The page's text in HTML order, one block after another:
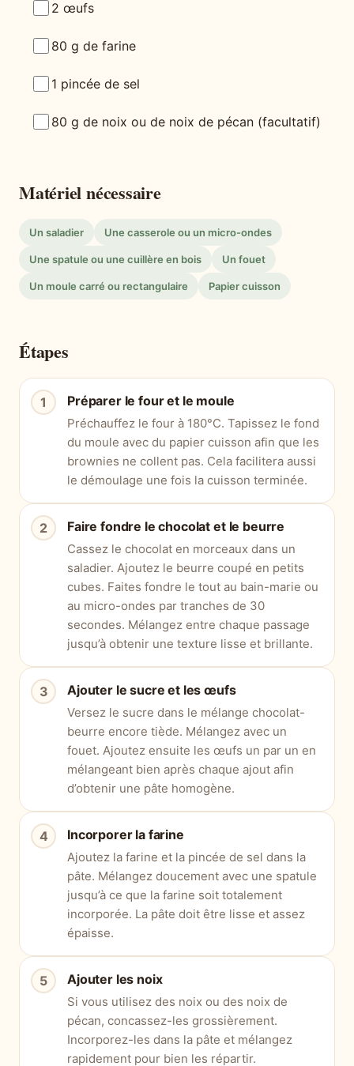
2 œufs
80 g de farine
1 pincée de sel
80 g de noix ou de noix de pécan (facultatif)
Matériel nécessaire
Un saladier Une casserole ou un micro-ondes
Une spatule ou une cuillère en bois Un fouet
Un moule carré ou rectangulaire Papier cuisson
Étapes
Préparer le four et le moule
Préchauffez le four à 180°C. Tapissez le fond
du moule avec du papier cuisson afin que les
brownies ne collent pas. Cela facilitera aussi
le démoulage une fois la cuisson terminée.
Faire fondre le chocolat et le beurre
Cassez le chocolat en morceaux dans un
saladier. Ajoutez le beurre coupé en petits
cubes. Faites fondre le tout au bain-marie ou
au micro-ondes par tranches de 30
secondes. Mélangez entre chaque passage
jusqu’à obtenir une texture lisse et brillante.
Ajouter le sucre et les œufs
Versez le sucre dans le mélange chocolat-
beurre encore tiède. Mélangez avec un
fouet. Ajoutez ensuite les œufs un par un en
mélangeant bien après chaque ajout afin
d’obtenir une pâte homogène.
Incorporer la farine
Ajoutez la farine et la pincée de sel dans la
pâte. Mélangez doucement avec une spatule
jusqu’à ce que la farine soit totalement
incorporée. La pâte doit être lisse et assez
épaisse.
Ajouter les noix
Si vous utilisez des noix ou des noix de
pécan, concassez-les grossièrement.
Incorporez-les dans la pâte et mélangez
rapidement pour bien les répartir.